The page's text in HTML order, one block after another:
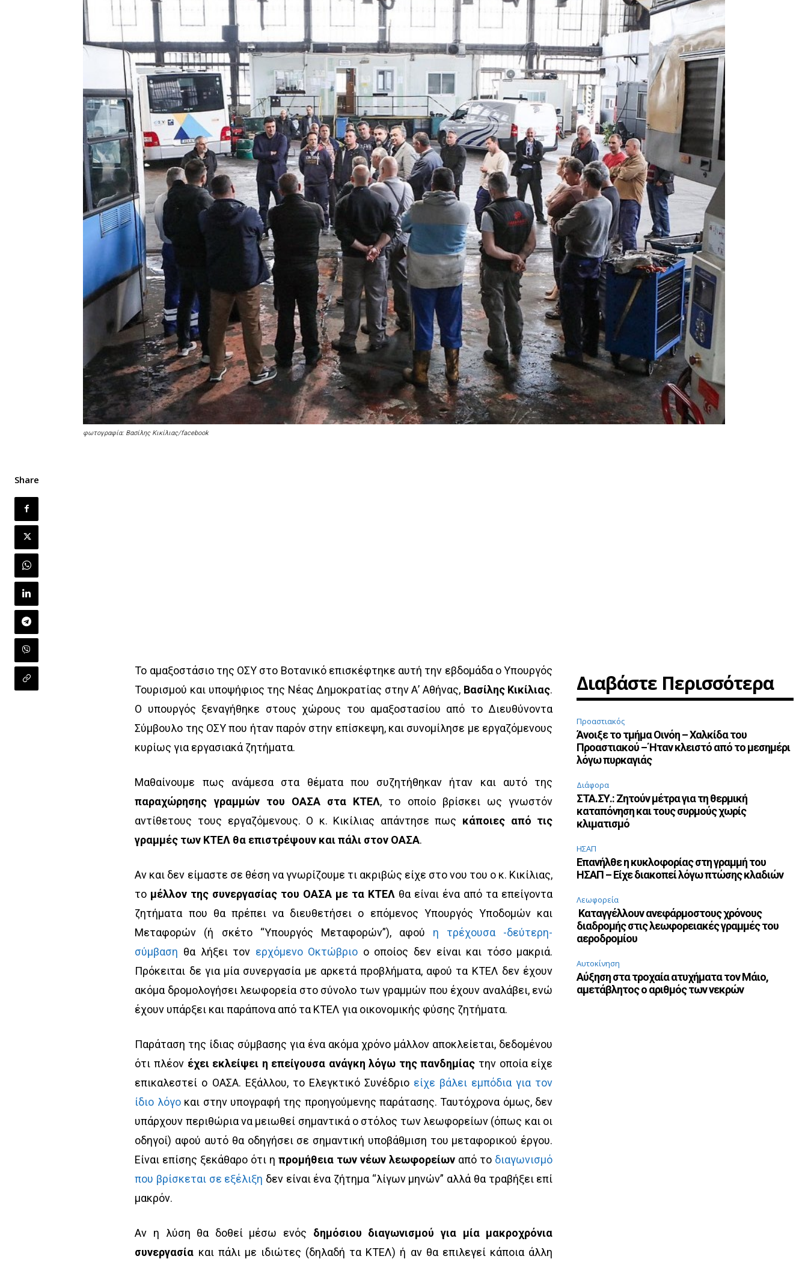
φωτογραφία: Βασίλης Κικίλιας/facebook
Share
Το αμαξοστάσιο της ΟΣΥ στο Βοτανικό επισκέφτηκε αυτή την εβδομάδα ο Υπουργός
Τουρισμού και υποψήφιος της Νέας Δημοκρατίας στην Α’ Αθήνας, Βασίλης Κικίλιας.
Ο υπουργός ξεναγήθηκε στους χώρους του αμαξοστασίου από το Διευθύνοντα
Σύμβουλο της ΟΣΥ που ήταν παρόν στην επίσκεψη, και συνομίλησε με εργαζόμενους
κυρίως για εργασιακά ζητήματα.
Μαθαίνουμε πως ανάμεσα στα θέματα που συζητήθηκαν ήταν και αυτό της
παραχώρησης γραμμών του ΟΑΣΑ στα ΚΤΕΛ, το οποίο βρίσκει ως γνωστόν
αντίθετους τους εργαζόμενους. Ο κ. Κικίλιας απάντησε πως κάποιες από τις
γραμμές των ΚΤΕΛ θα επιστρέψουν και πάλι στον ΟΑΣΑ.
Αν και δεν είμαστε σε θέση να γνωρίζουμε τι ακριβώς είχε στο νου του ο κ. Κικίλιας,
το μέλλον της συνεργασίας του ΟΑΣΑ με τα ΚΤΕΛ θα είναι ένα από τα επείγοντα
ζητήματα που θα πρέπει να διευθετήσει ο επόμενος Υπουργός Υποδομών και
Μεταφορών (ή σκέτο “Υπουργός Μεταφορών”), αφού η τρέχουσα -δεύτερη-
σύμβαση θα λήξει τον ερχόμενο Οκτώβριο ο οποίος δεν είναι και τόσο μακριά.
Πρόκειται δε για μία συνεργασία με αρκετά προβλήματα, αφού τα ΚΤΕΛ δεν έχουν
ακόμα δρομολογήσει λεωφορεία στο σύνολο των γραμμών που έχουν αναλάβει, ενώ
έχουν υπάρξει και παράπονα από τα ΚΤΕΛ για οικονομικής φύσης ζητήματα.
Παράταση της ίδιας σύμβασης για ένα ακόμα χρόνο μάλλον αποκλείεται, δεδομένου
ότι πλέον έχει εκλείψει η επείγουσα ανάγκη λόγω της πανδημίας την οποία είχε
επικαλεστεί ο ΟΑΣΑ. Εξάλλου, το Ελεγκτικό Συνέδριο είχε βάλει εμπόδια για τον
ίδιο λόγοκαι στην υπογραφή της προηγούμενης παράτασης. Ταυτόχρονα όμως, δεν
υπάρχουν περιθώρια να μειωθεί σημαντικά ο στόλος των λεωφορείων (όπως και οι
οδηγοί) αφού αυτό θα οδηγήσει σε σημαντική υποβάθμιση του μεταφορικού έργου.
Είναι επίσης ξεκάθαρο ότι ηπρομήθεια των νέων λεωφορείων από το διαγωνισμό
που βρίσκεται σε εξέλιξη δεν είναι ένα ζήτημα “λίγων μηνών” αλλά θα τραβήξει επί
μακρόν.
Αν η λύση θα δοθεί μέσω ενός δημόσιου διαγωνισμού για μία μακροχρόνια
συνεργασία και πάλι με ιδιώτες (δηλαδή τα ΚΤΕΛ) ή αν θα επιλεγεί κάποια άλλη
Διαβάστε Περισσότερα
Προαστιακός
Άνοιξε το τμήμα Οινόη – Χαλκίδα του
Προαστιακού – Ήταν κλειστό από το μεσημέρι
λόγω πυρκαγιάς
Διάφορα
ΣΤΑ.ΣΥ.: Ζητούν μέτρα για τη θερμική
καταπόνηση και τους συρμούς χωρίς
κλιματισμό
ΗΣΑΠ
Επανήλθε η κυκλοφορίας στη γραμμή του
ΗΣΑΠ – Είχε διακοπεί λόγω πτώσης κλαδιών
Λεωφορεία
Καταγγέλλουν ανεφάρμοστους χρόνους
διαδρομής στις λεωφορειακές γραμμές του
αεροδρομίου
Αυτοκίνηση
Αύξηση στα τροχαία ατυχήματα τον Μάιο,
αμετάβλητος ο αριθμός των νεκρών